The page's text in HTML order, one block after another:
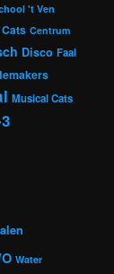
't Ven
Cats Centrum
Disco Faal
Musical Cats
Water